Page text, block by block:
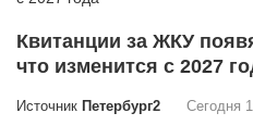
Квитанции за ЖКУ
что изменится с 2027
Источник Петербург2 Сегодня